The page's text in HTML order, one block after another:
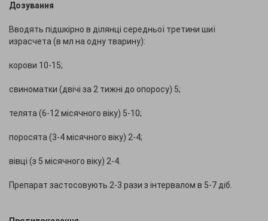
Дозування
Вводять підшкірно в ділянці середньої третини шиї
израсчета (в мл на одну тварину):
корови 10-15;
свиноматки (двічі за 2 тижні до опоросу) 5;
телята (6-12 місячного віку) 5-10;
поросята (3-4 місячного віку) 2-4;
вівці (з 5 місячного віку) 2-4.
Препарат застосовують 2-3 рази з інтервалом в 5-7 діб.